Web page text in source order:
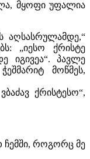
მყოფი უფალია
აღსასრულამდე,“
„იესო ქრისტე
იგივეა“. პავლე
მოწმეს,
ქრისტესო“,
ჩემში, როგორც მე